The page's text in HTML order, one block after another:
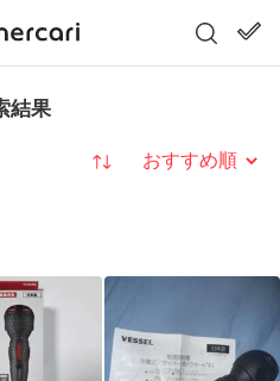
結果
並び替え